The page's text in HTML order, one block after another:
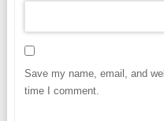
Save my name, email, and
time I comment.